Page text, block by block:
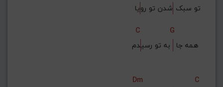
تو سبک شدن تو رویا
C
G
همه جا به تو رسی
Dm
C